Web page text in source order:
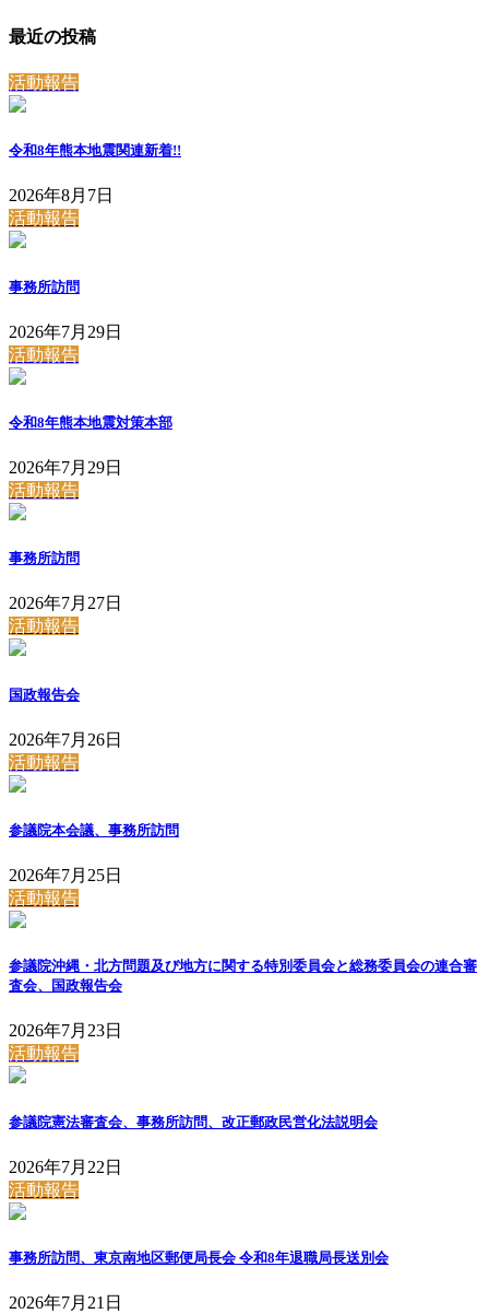
最近の投稿
活動報告
令和8年熊本地震関連新着!!
2026年8月7日
活動報告
事務所訪問
2026年7月29日
活動報告
令和8年熊本地震対策本部
2026年7月29日
活動報告
事務所訪問
2026年7月27日
活動報告
国政報告会
2026年7月26日
活動報告
参議院本会議、事務所訪問
2026年7月25日
活動報告
参議院沖縄・北方問題及び地方に関する特別委員会と総務委員会の連合審
査会、国政報告会
2026年7月23日
活動報告
参議院憲法審査会、事務所訪問、改正郵政民営化法説明会
2026年7月22日
活動報告
事務所訪問、東京南地区郵便局長会 令和8年退職局長送別会
2026年7月21日